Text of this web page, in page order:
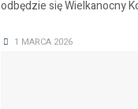
odbędzie się Wielkanocny
1 MARCA 2026